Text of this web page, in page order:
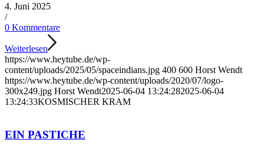
4. Juni 2025
/
0 Kommentare
Weiterlesen
https://www.heytube.de/wp-
content/uploads/2025/05/spaceindians.jpg 400 600 Horst Wendt
https://www.heytube.de/wp-content/uploads/2020/07/logo-
300x249.jpg Horst Wendt2025-06-04 13:24:282025-06-04
13:24:33KOSMISCHER KRAM
EIN PASTICHE